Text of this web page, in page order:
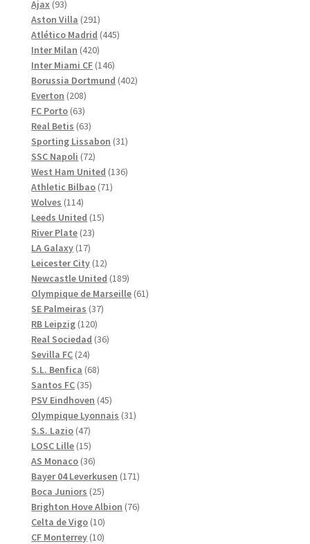
Ajax 9393
produkter
Aston Villa 291291
produkter
Atlético Madrid 445445
Inter Milan 420420
produkter
Inter Miami CF 146146
produkter
Borussia Dortmund 402402
Everton 208208
produkter
FC Porto 6363
produkter
Real Betis 6363
produkter
Sporting Lissabon 3131
SSC Napoli 7272
produkter
West Ham United 136136
Athletic Bilbao 7171
Wolves 114114
produkter
Leeds United 1515
River Plate 2323
LA Galaxy 1717
produkter
Leicester City 1212
produkter
Newcastle United 189189
produkter
Olympique de Marseille 6161
SE Palmeiras 3737
RB Leipzig 120120
produkter
Real Sociedad 3636
Sevilla FC 2424
produkter
S.L. Benfica 6868
Santos FC 3535
produkter
PSV Eindhoven 4545
produkter
Olympique Lyonnais 3131
S.S. Lazio 4747
produkter
LOSC Lille 1515
produkter
AS Monaco 3636
produkter
Bayer 04 Leverkusen 171171
Boca Juniors 2525
produkter
Brighton Hove Albion 7676
Celta de Vigo 1010
produkter
CF Monterrey 1010